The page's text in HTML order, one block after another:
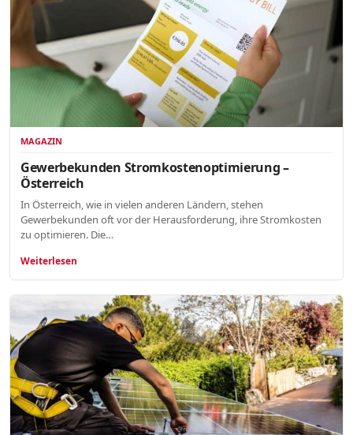
MAGAZIN
Gewerbekunden Stromkostenoptimierung –
Österreich
In Österreich, wie in vielen anderen Ländern, stehen
Gewerbekunden oft vor der Herausforderung, ihre Stromkosten
zu optimieren. Die…
Weiterlesen